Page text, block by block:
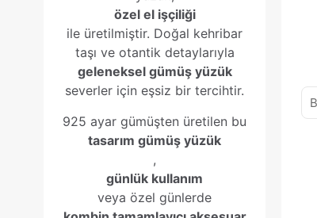
özel el işçiliği
ile üretilmiştir. Doğal kehribar
taşı ve otantik detaylarıyla
geleneksel gümüş yüzük
severler için eşsiz bir tercihtir.
925 ayar gümüşten üretilen bu
tasarım gümüş yüzük
,
günlük kullanım
veya özel günlerde